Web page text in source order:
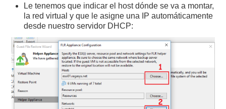
Le tenemos que indicar el host dónde se va a montar,
la red virtual y que le asigne una IP automáticamente
desde nuestro servidor DHCP: